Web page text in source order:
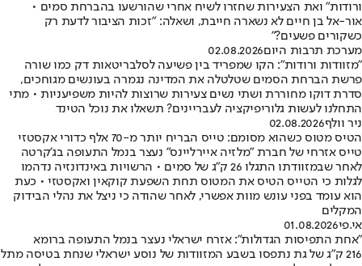
ורודות" ואת הצעירות שחזרו לשיח אחרי שהורשעו בהברחת סמים •
אור-אל בן חיים לא נשארה חייבת, ושאלה: "זכות הציבור לדעת רק
כשקורים פשעים?"
מערכת תרבות היום02.08.2026
"מזוודות ורודות": הקו שמפריד בין פשיעה לסלבריטאות דק כמו שורה
פרשת הברחת הסמים שטלטלה את המדינה נגמרה בעונשים מגוחכים,
סדרת דוקו מחוררת ושתי נשים צעירות שרוצות להיות משפיעניות • מתי
התחלנו לעשות גלוריפיקציה לעבריינים? תשאלו את נוכל הטינד
ניר וולף02.08.2026
הטיס מטוס כשהוא מסומם: טייס הבריח יותר מ-70 אלף כדורי אקסטזי
טייס אזרחי של חברת "מלזיה איירליינס" נעצר בנמל התעופה בג'קרטה
לאחר שבמזוודתו התגלו 26 ק"ג של סמים • הרשויות באינדונזיה נדהמו
לגלות כי הטייס הטיס את המטוס תחת השפעת קוקאין ואקסטזי • כעת
הוא עומד בפני עונש מוות אפשרי, לאחר שהודה כי ניצל את נהלי הבידוק
המקלים
אי.פי01.08.2026
"אחת התפיסות הגדולות": אזרח ישראלי נעצר בנמל התעופה ברומא
216 ק"ג של גת נתפסו בשבע המזוודות של נוסע ישראלי שנחת בטיסה מתל